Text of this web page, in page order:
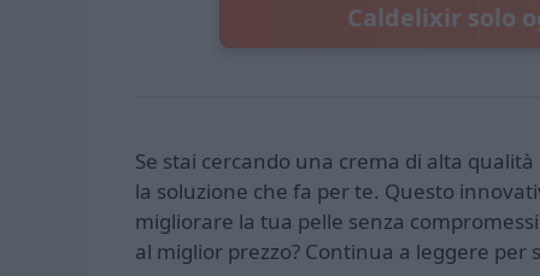
Caldelixir solo
Se stai cercando una crema di alta
la soluzione che fa per te. Questo
migliorare la tua pelle senza
al miglior prezzo? Continua a leggere per